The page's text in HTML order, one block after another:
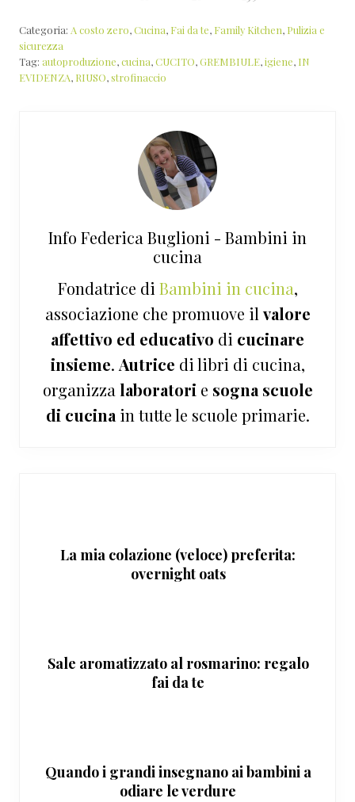
Categoria: A costo zero,Cucina, Fai da te, Family Kitchen, Pulizia e
sicurezza
Tag: autoproduzione,cucina,CUCITO,GREMBIULE,igiene, IN
EVIDENZA, RIUSO,strofinaccio
Info Federica Buglioni - Bambini in
cucina
Fondatrice di Bambini in cucina,
associazione che promuove il valore
affettivo ed educativo di cucinare
insieme. Autrice di libri di cucina,
organizza laboratori e sogna scuole
di cucina in tutte le scuole primarie.
La mia colazione (veloce) preferita:
overnight oats
Sale aromatizzato al rosmarino: regalo
fai da te
Quando i grandi insegnano ai bambini a
odiare le verdure